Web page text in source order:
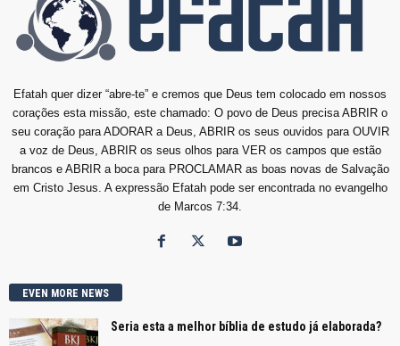
Efatah quer dizer “abre-te” e cremos que Deus tem colocado em nossos
corações esta missão, este chamado: O povo de Deus precisa ABRIR o
seu coração para ADORAR a Deus, ABRIR os seus ouvidos para OUVIR
a voz de Deus, ABRIR os seus olhos para VER os campos que estão
brancos e ABRIR a boca para PROCLAMAR as boas novas de Salvação
em Cristo Jesus. A expressão Efatah pode ser encontrada no evangelho
de Marcos 7:34.
EVEN MORE NEWS
Seria esta a melhor bíblia de estudo já elaborada?